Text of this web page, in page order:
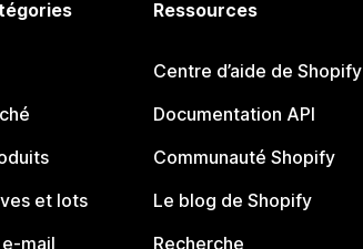
et lots
mail
Ressources
Centre d’aide de Shopify
Documentation API
Communauté Shopify
Le blog de Shopify
Recherche